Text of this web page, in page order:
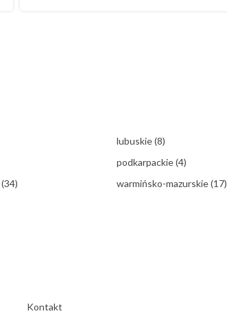
lubuskie(8)
podkarpackie(4)
(34) warmińsko-mazurskie(17)
Kontakt